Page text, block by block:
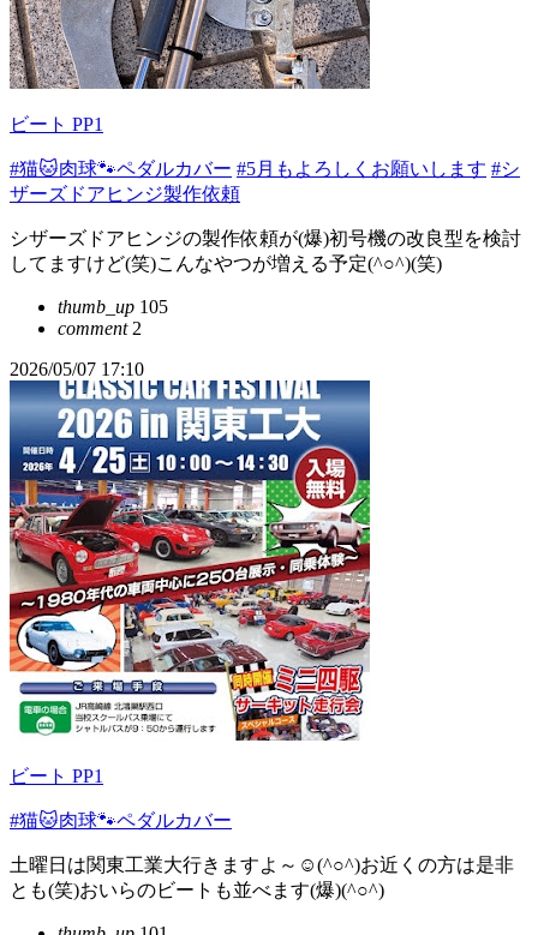
ビート PP1
#猫🐱肉球🐾ペダルカバー #5月もよろしくお願いします #シ
ザーズドアヒンジ製作依頼
シザーズドアヒンジの製作依頼が(爆)初号機の改良型を検討
してますけど(笑)こんなやつが増える予定(^○^)(笑)
thumb_up 105
comment2
2026/05/07 17:10
ビート PP1
#猫🐱肉球🐾ペダルカバー
土曜日は関東工業大行きますよ～☺(^○^)お近くの方は是非
とも(笑)おいらのビートも並べます(爆)(^○^)